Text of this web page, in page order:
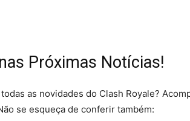
Próximas Notícias!
as novidades do Clash Royale?
se esqueça de conferir também: